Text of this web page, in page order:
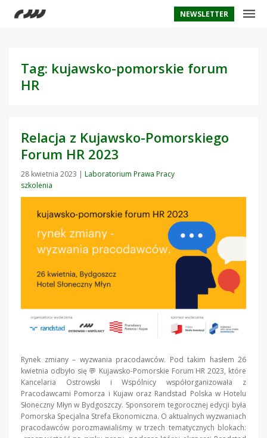
NEWSLETTER
Tag: kujawsko-pomorskie forum
HR
Relacja z Kujawsko-Pomorskiego
Forum HR 2023
28 kwietnia 2023 | Laboratorium Prawa Pracy
szkolenia
Rynek zmiany – wyzwania pracodawców. Pod takim hasłem 26
kwietnia odbyło się 💬 Kujawsko-Pomorskie Forum HR 2023, które
Kancelaria Ostrowski i Wspólnicy współorganizowała z
Pracodawcami Pomorza i Kujaw oraz Randstad Polska w Hotelu
Słoneczny Młyn w Bydgoszczy. Sponsorem tegorocznej edycji była
Pomorska Specjalna Strefa Ekonomiczna. O aktualnych wyzwaniach
pracodawców porozmawialiśmy w trzech tematycznych blokach: